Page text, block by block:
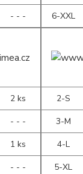
- - -
6-XXL
2 ks
- - -
1 ks
- - -
2-S
3-M
4-L
5-XL